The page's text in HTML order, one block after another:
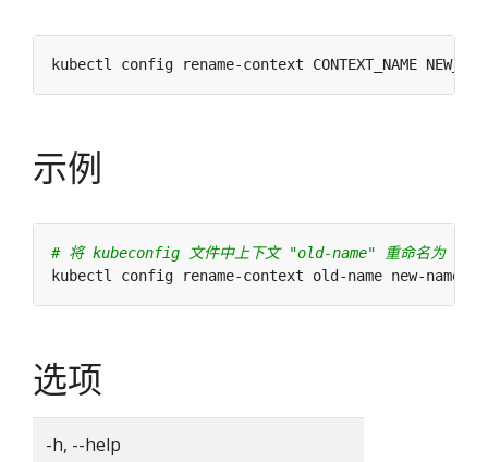
示例
# 将 kubeconfig 文件中上下文 "old-name" 重命名为
选项
-h, --help